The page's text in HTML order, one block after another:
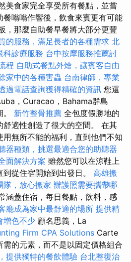
美食家完全享受所有餐點，並嘗
嗡嗡作響後，飲食來賓更有可能
，那麼自助餐早餐將大部分更豐
的服務，滿足長者的各種需求 北
科診療服務 台中按摩服務推薦討
程 自助式餐點外燴，讓賓客自由
家中的各種害蟲 台南律師，專業
過電話查詢獲得精確的資訊 您還
，Curacao，Bahama群島
新竹整骨推薦 全包度假勝地的
舒適性創造了很大的空間。 在其
無所不能的福利，直到他們不知
器種類，挑選最適合您的助聽器
面解決方案 雖然您可以在涼鞋上
從住宿開始到出發日。 高雄搬
隊，放心搬家 辦護照需要攜帶哪
涵蓋住宿，每日餐點，飲料，感
廳成為家中最舒適的場所 提供精
增色不少 顧名思義，La
Firm CPA Solutions Carte
的元素，而不是以固定價格組合
提供獨特的餐飲體驗 台北整復治